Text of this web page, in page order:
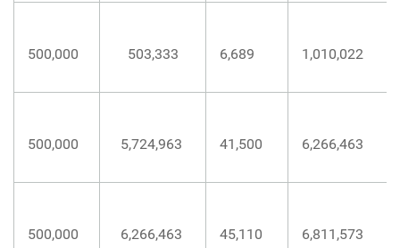
500,000 503,333 6,689 1,010,022
500,000 5,724,963 41,500 6,266,463
500,000 6,266,463 45,110 6,811,573